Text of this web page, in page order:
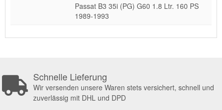
Passat B3 35i (PG) G60 1.8 Ltr. 160 PS
1989-1993
Schnelle Lieferung
Wir versenden unsere Waren stets versichert, schnell und
zuverlässig mit DHL und DPD